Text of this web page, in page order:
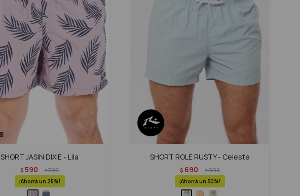
SHORT JASIN DIXIE - Lila
$ 590 $790
25
SHORT ROLE RUSTY - Celeste
$ 690 $990
30